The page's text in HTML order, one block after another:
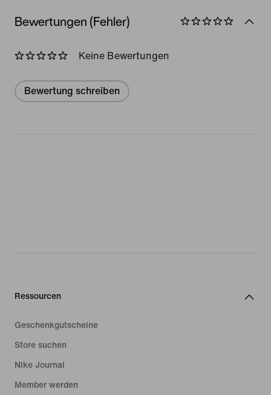
Bewertungen (Fehler)
Keine Bewertungen
Bewertung schreiben
Ressourcen
Geschenkgutscheine
Store suchen
Nike Journal
Member werden